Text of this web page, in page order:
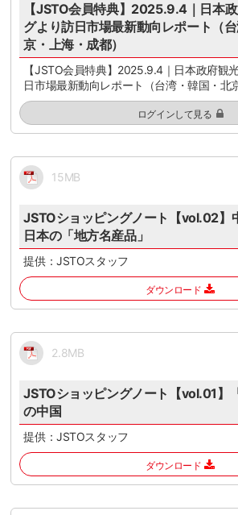
【JSTO会員特典】2025.9.4｜日本
グより訪日市場最新動向レポート（
京・上海・成都）
【JSTO会員特典】2025.9.4｜日本政府観
日市場最新動向レポート（台湾・韓国・北
ログインして見る
15MB
JSTOショッピングノート【vol.02】
日本の「地方名産品」
提供：JSTOスタッフ
ダウンロード
2.8MB
JSTOショッピングノート【vol.01】
の中国
提供：JSTOスタッフ
ダウンロード